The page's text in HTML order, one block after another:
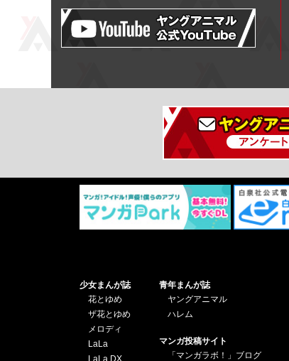
少女まんが誌
花とゆめ
ザ花とゆめ
メロディ
LaLa
LaLa DX
青年まんが誌
ヤングアニマル
ハレム
マンガ投稿サイト
「マンガラボ！」ブログ